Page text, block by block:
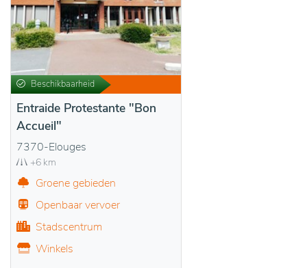
Beschikbaarheid
Entraide Protestante "Bon
Accueil"
7370-Elouges
+6 km
Groene gebieden
Openbaar vervoer
Stadscentrum
Winkels